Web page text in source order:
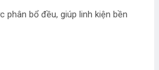
phân bổ đều, giúp linh kiện bền